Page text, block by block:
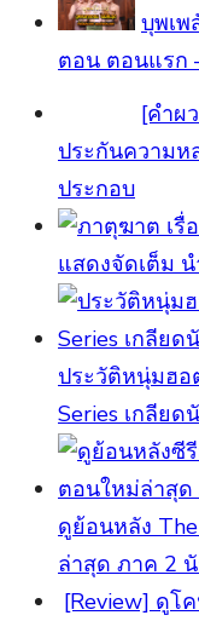
บุพเ
ตอน ตอนแรก
[คําผ
ประกันความ
ประกอบ
แสดงจัดเต็ม
ประวัติหนุ่มฮอ
Series เกลีย
ดูย้อนหลัง
ล่าสุด ภาค 2
[Review] ดูโ